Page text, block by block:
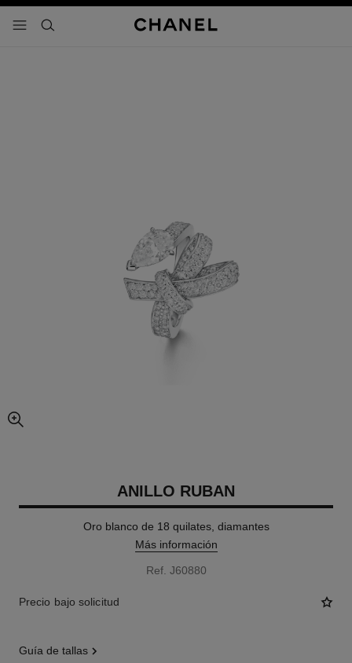
- navegación principal
buscar
imagen agrandada
ANILLO RUBAN
Oro blanco de 18 quilates, diamantes
Más información
Ref. J60880
Precio bajo solicitud
guía de tallas